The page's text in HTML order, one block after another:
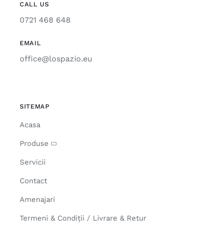
CALL US
0721 468 648
EMAIL
office@lospazio.eu
SITEMAP
Acasa
Produse
Servicii
Contact
Amenajari
Termeni & Condiții / Livrare & Retur